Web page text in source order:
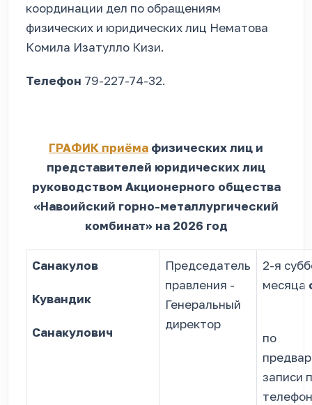
координации дел по обращениям
физических и юридических лиц Нематова
Комила Изатулло Кизи.
Телефон 79-227-74-32.
ГРАФИК приёма физических лиц и
представителей юридических лиц
руководством Акционерного общества
«Навоийский горно-металлургический
комбинат» на 2026 год
Санакулов
Кувандик
Санакулович
Председатель
правления -
Генеральный
директор
2-я
месяца
по
записи